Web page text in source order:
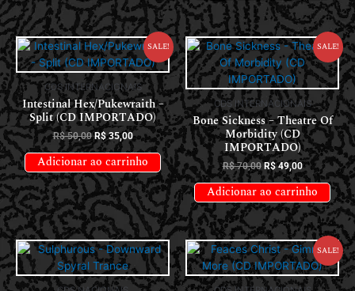
Sale!
CDS INTERNACIONAIS
Intestinal Hex/Pukewraith –
Split (CD IMPORTADO)
R$50,00 R$35,00
Adicionar ao carrinho
Sale!
CDS INTERNACIONAIS
Bone Sickness – Theatre Of
Morbidity (CD
IMPORTADO)
R$70,00 R$49,00
Adicionar ao carrinho
Sale!